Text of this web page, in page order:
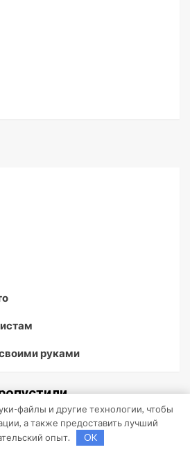
руками
файлы и другие технологии, чтобы
а также предоставить лучший
опыт.
OK